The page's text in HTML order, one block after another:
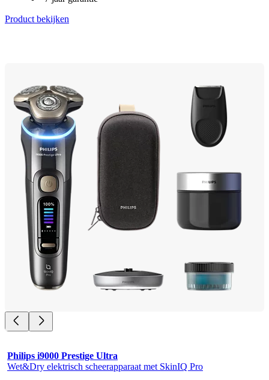
Product bekijken
Philips i9000 Prestige Ultra
Wet&Dry elektrisch scheerapparaat met SkinIQ Pro